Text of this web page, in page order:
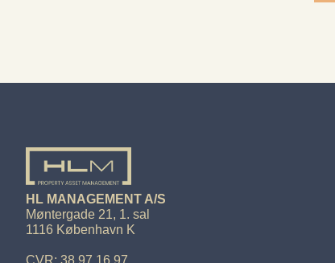
HL MANAGEMENT A/S
Møntergade 21, 1. sal
1116 København K